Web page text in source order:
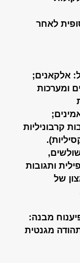
לאחר
אלקאנים;
ומערכות
קרבוניליות
ותגובות
של
מבנה:
מגנטית